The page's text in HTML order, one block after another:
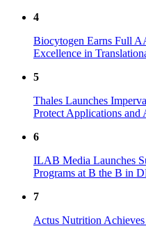
4
Biocytogen Earns Full
Excellence in
5
Thales Launches
Protect Applications and
6
ILAB Media Launches
Programs at B the B in
7
Actus Nutrition